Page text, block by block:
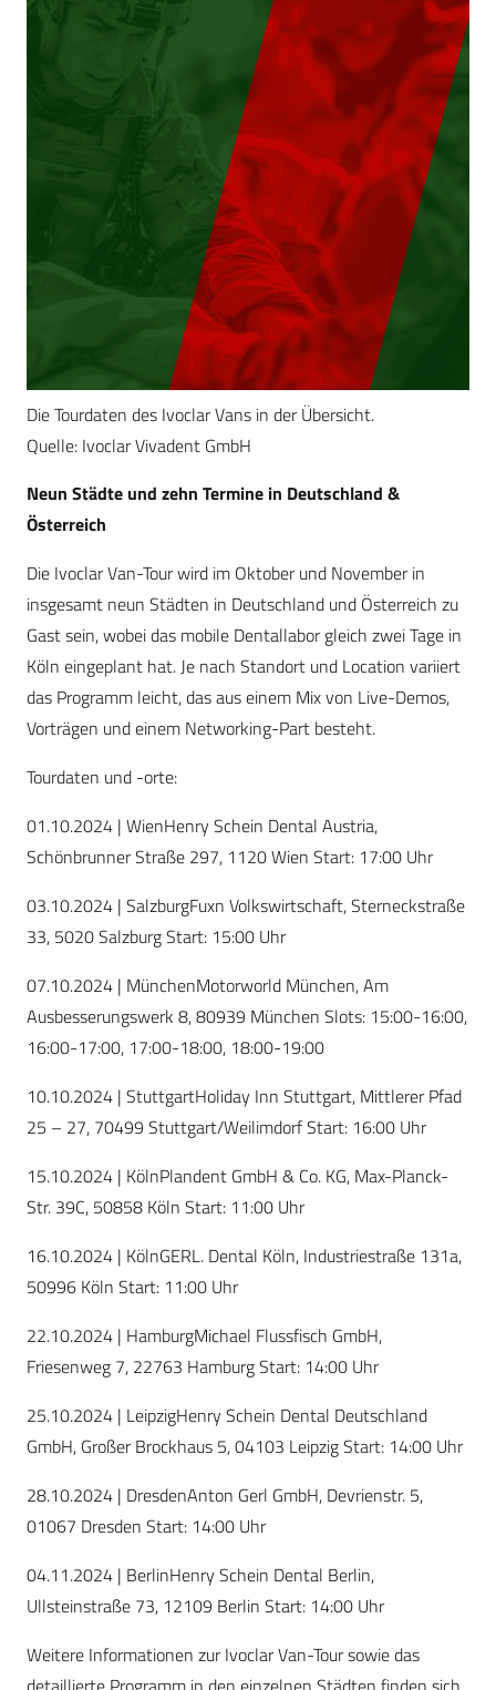
Die Tourdaten des Ivoclar Vans in der Übersicht.
Quelle: Ivoclar Vivadent GmbH
Neun Städte und zehn Termine in Deutschland &
Österreich
Die Ivoclar Van-Tour wird im Oktober und November in
insgesamt neun Städten in Deutschland und Österreich zu
Gast sein, wobei das mobile Dentallabor gleich zwei Tage in
Köln eingeplant hat. Je nach Standort und Location variiert
das Programm leicht, das aus einem Mix von Live-Demos,
Vorträgen und einem Networking-Part besteht.
Tourdaten und -orte:
01.10.2024 | WienHenry Schein Dental Austria,
Schönbrunner Straße 297, 1120 Wien Start: 17:00 Uhr
03.10.2024 | SalzburgFuxn Volkswirtschaft, Sterneckstraße
33, 5020 Salzburg Start: 15:00 Uhr
07.10.2024 | MünchenMotorworld München, Am
Ausbesserungswerk 8, 80939 München Slots: 15:00-16:00,
16:00-17:00, 17:00-18:00, 18:00-19:00
10.10.2024 | StuttgartHoliday Inn Stuttgart, Mittlerer Pfad
25 – 27, 70499 Stuttgart/Weilimdorf Start: 16:00 Uhr
15.10.2024 | KölnPlandent GmbH & Co. KG, Max-Planck-
Str. 39C, 50858 Köln Start: 11:00 Uhr
16.10.2024 | KölnGERL. Dental Köln, Industriestraße 131a,
50996 Köln Start: 11:00 Uhr
22.10.2024 | HamburgMichael Flussfisch GmbH,
Friesenweg 7, 22763 Hamburg Start: 14:00 Uhr
25.10.2024 | LeipzigHenry Schein Dental Deutschland
GmbH, Großer Brockhaus 5, 04103 Leipzig Start: 14:00 Uhr
28.10.2024 | DresdenAnton Gerl GmbH, Devrienstr. 5,
01067 Dresden Start: 14:00 Uhr
04.11.2024 | BerlinHenry Schein Dental Berlin,
Ullsteinstraße 73, 12109 Berlin Start: 14:00 Uhr
Weitere Informationen zur Ivoclar Van-Tour sowie das